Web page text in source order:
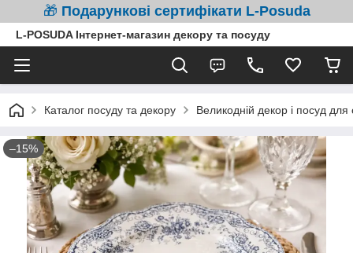
🎁 Подарункові сертифікати L-Posuda
L-POSUDA Інтернет-магазин декору та посуду
Каталог посуду та декору Великодній декор і посуд
–15%